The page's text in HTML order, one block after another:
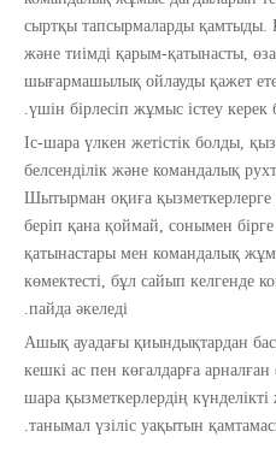
сыртқы тапсырмаларды қамтыды.
және тиімді қарым-қатынасты,
шығармашылық ойлауды қажет
үшін бірлесіп жұмыс істеу керек
Іс-шара үлкен жетістік болды,
белсенділік және командалық
Шытырман оқиға қызметкерлерге
беріп қана қоймай, сонымен
қатынастары мен командалық
көмектесті, бұл сайып келгенде
пайда әкеледі.
Ашық ауадағы қиындықтардан
кешкі ас пен көгалдарға
шара қызметкерлердің
танымал үзіліс уақытын